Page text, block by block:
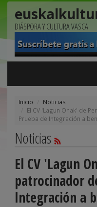
DIÁSPORA Y CULTURA VASCA
Inicio
Noticias
El CV 'Lagun Onak' de
Prueba de Integración a
Noticias
El CV 'Lagun
patrocinador
Integración a